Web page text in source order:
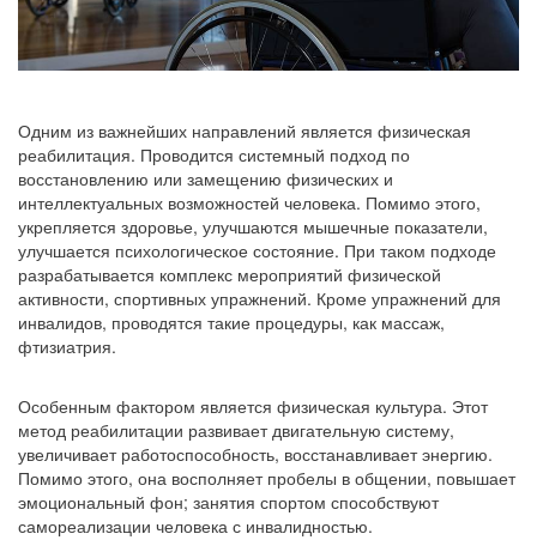
Одним из важнейших направлений является физическая
реабилитация. Проводится системный подход по
восстановлению или замещению физических и
интеллектуальных возможностей человека. Помимо этого,
укрепляется здоровье, улучшаются мышечные показатели,
улучшается психологическое состояние. При таком подходе
разрабатывается комплекс мероприятий физической
активности, спортивных упражнений. Кроме упражнений для
инвалидов, проводятся такие процедуры, как массаж,
фтизиатрия.
Особенным фактором является физическая культура. Этот
метод реабилитации развивает двигательную систему,
увеличивает работоспособность, восстанавливает энергию.
Помимо этого, она восполняет пробелы в общении, повышает
эмоциональный фон; занятия спортом способствуют
самореализации человека с инвалидностью.